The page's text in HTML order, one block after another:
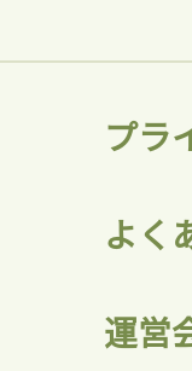
会員登録
プラ
よく
運営